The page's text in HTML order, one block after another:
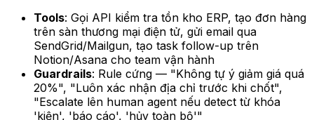
Tools: Gọi API kiểm tra tồn kho ERP, tạo đơn hàng
trên sàn thương mại điện tử, gửi email qua
SendGrid/Mailgun, tạo task follow-up trên
Notion/Asana cho team vận hành
Guardrails: Rule cứng — "Không tự ý giảm giá quá
20%", "Luôn xác nhận địa chỉ trước khi chốt",
"Escalate lên human agent nếu detect từ khóa
'kiện', 'báo cáo', 'hủy toàn bộ'"